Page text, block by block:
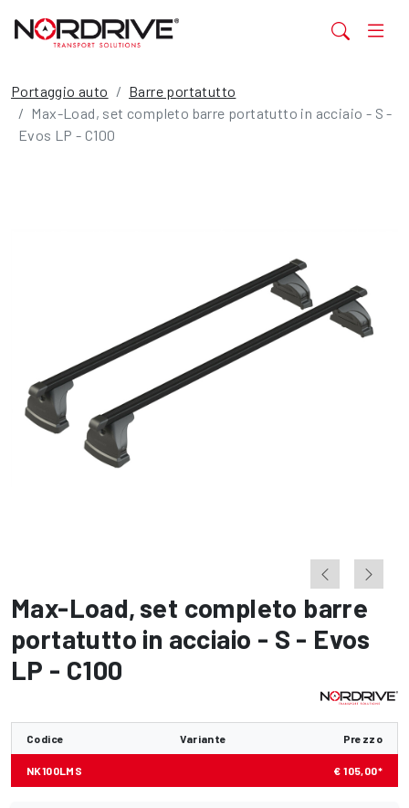
Portaggio auto
Barre portatutto
Max-Load, set completo barre portatutto in acciaio - S -
Evos LP - C100
Max-Load, set completo barre
portatutto in acciaio - S - Evos
LP - C100
Codice Variante Prezzo
NK100LMS € 105,00*